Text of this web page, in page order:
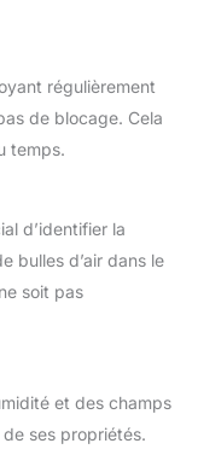
régulièrement
de blocage. Cela
temps.
d’identifier la
bulles d’air dans le
soit pas
et des champs
ses propriétés.